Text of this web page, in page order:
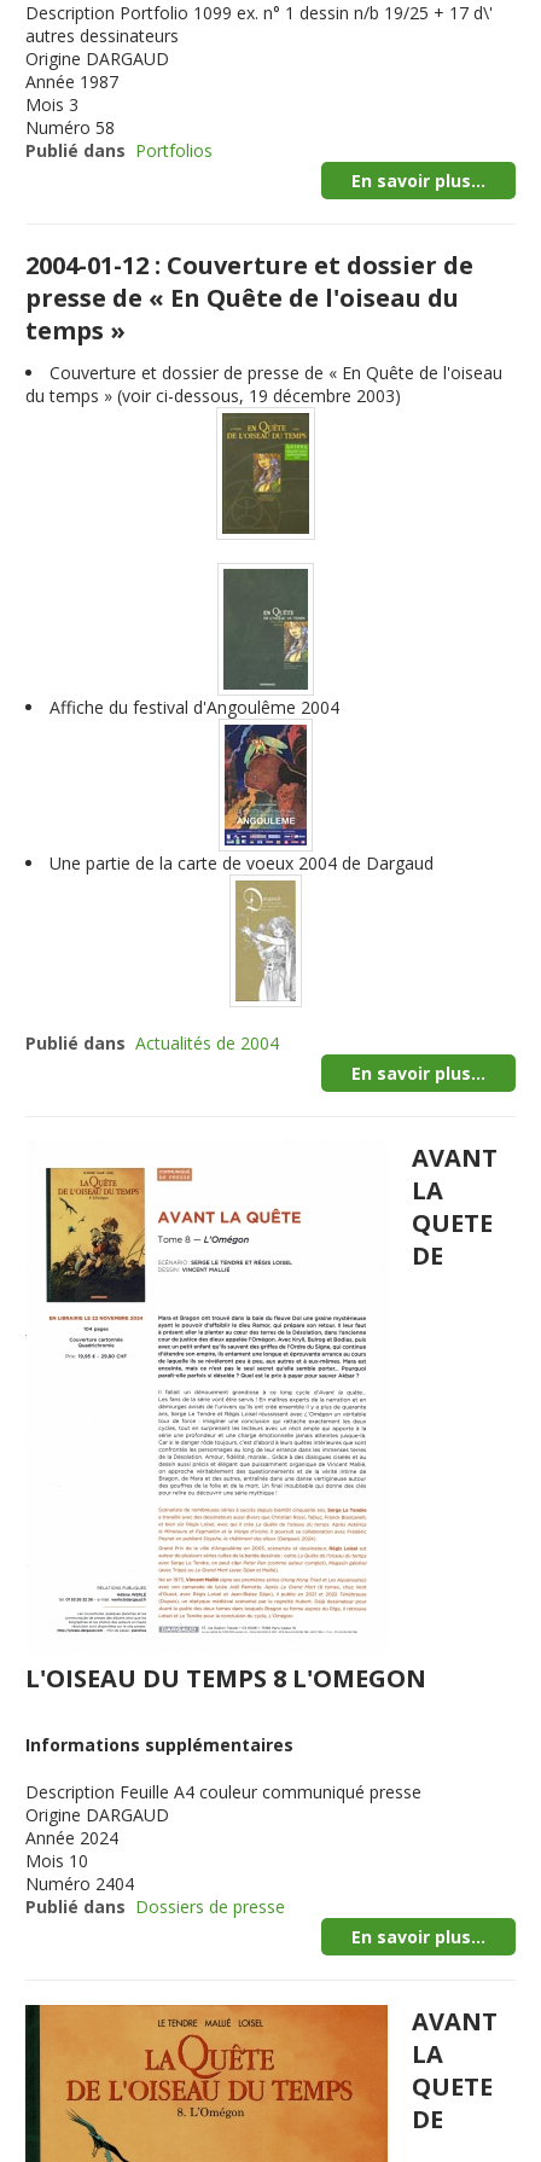
Description Portfolio 1099 ex. n° 1 dessin n/b 19/25 + 17 d\'
autres dessinateurs
Origine DARGAUD
Année 1987
Mois 3
Numéro 58
Publié dans Portfolios
En savoir plus...
2004-01-12 : Couverture et dossier de
presse de « En Quête de l'oiseau du
temps »
Couverture et dossier de presse de « En Quête de l'oiseau
du temps » (voir ci-dessous, 19 décembre 2003)
Affiche du festival d'Angoulême 2004
Une partie de la carte de voeux 2004 de Dargaud
Publié dans Actualités de 2004
En savoir plus...
AVANT
LA
QUETE
DE
L'OISEAU DU TEMPS 8 L'OMEGON
Informations supplémentaires
Description Feuille A4 couleur communiqué presse
Origine DARGAUD
Année 2024
Mois 10
Numéro 2404
Publié dans Dossiers de presse
En savoir plus...
AVANT
LA
QUETE
DE